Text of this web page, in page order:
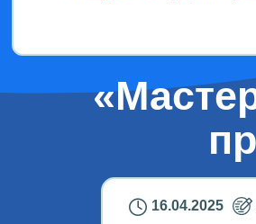
16.04.2025